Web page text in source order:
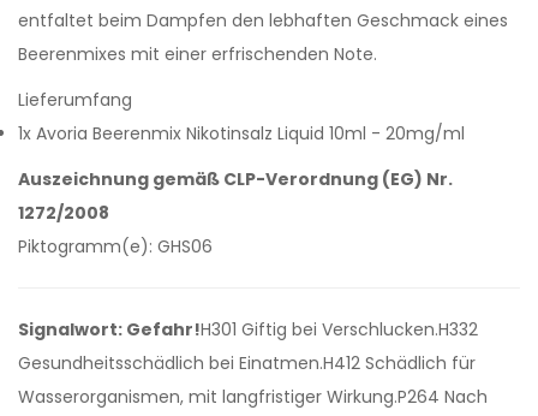
entfaltet beim Dampfen den lebhaften Geschmack eines
Beerenmixes mit einer erfrischenden Note.
Lieferumfang
1x Avoria Beerenmix Nikotinsalz Liquid 10ml - 20mg/ml
Auszeichnung gemäß CLP-Verordnung (EG) Nr.
1272/2008
Piktogramm(e): GHS06
Signalwort: Gefahr!H301 Giftig bei Verschlucken.H332
Gesundheitsschädlich bei Einatmen.H412 Schädlich für
Wasserorganismen, mit langfristiger Wirkung.P264 Nach